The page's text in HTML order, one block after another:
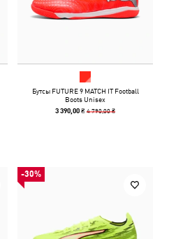
Бутсы FUTURE 9 MATCH IT Football
Boots Unisex
3 390,00 ₴4 790,00 ₴
-30%